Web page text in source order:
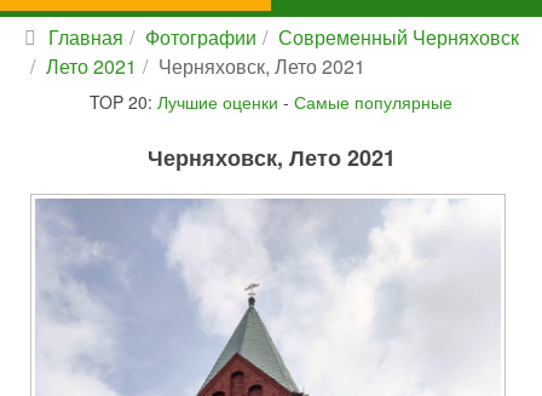
Главная Фотографии
Современный Черняховск
Лето 2021
Черняховск, Лето 2021
TOP 20: Лучшие оценки - Самые популярные
Черняховск, Лето 2021